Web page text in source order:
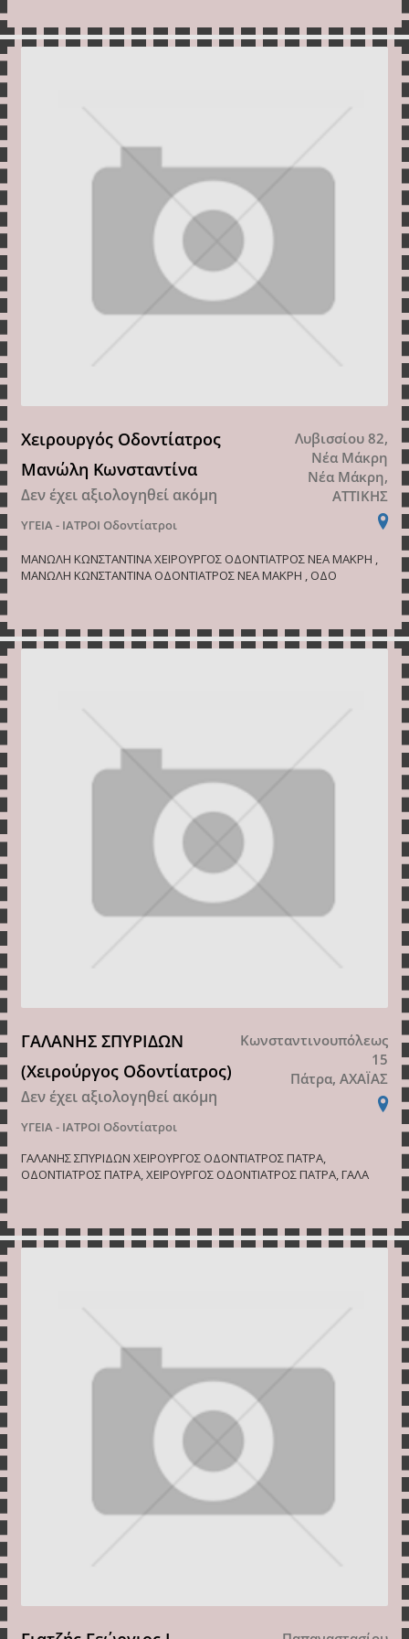
Χειρουργός Οδοντίατρος
Μανώλη Κωνσταντίνα
Δεν έχει αξιολογηθεί ακόμη
ΥΓΕΙΑ - ΙΑΤΡΟΙ Οδοντίατροι
Λυβισσίου 82,
Νέα Μάκρη
Νέα Μάκρη,
ΑΤΤΙΚΗΣ
ΜΑΝΩΛΗ ΚΩΝΣΤΑΝΤΙΝΑ ΧΕΙΡΟΥΡΓΟΣ ΟΔΟΝΤΙΑΤΡΟΣ ΝΕΑ ΜΑΚΡΗ ,
ΜΑΝΩΛΗ ΚΩΝΣΤΑΝΤΙΝΑ ΟΔΟΝΤΙΑΤΡΟΣ ΝΕΑ ΜΑΚΡΗ , ΟΔΟ
ΓΑΛΑΝΗΣ ΣΠΥΡΙΔΩΝ
(Χειρούργος Οδοντίατρος)
Δεν έχει αξιολογηθεί ακόμη
ΥΓΕΙΑ - ΙΑΤΡΟΙ Οδοντίατροι
Κωνσταντινουπόλεως
15
Πάτρα, ΑΧΑΪΑΣ
ΓΑΛΑΝΗΣ ΣΠΥΡΙΔΩΝ ΧΕΙΡΟΥΡΓΟΣ ΟΔΟΝΤΙΑΤΡΟΣ ΠΑΤΡΑ,
ΟΔΟΝΤΙΑΤΡΟΣ ΠΑΤΡΑ, ΧΕΙΡΟΥΡΓΟΣ ΟΔΟΝΤΙΑΤΡΟΣ ΠΑΤΡΑ, ΓΑΛΑ